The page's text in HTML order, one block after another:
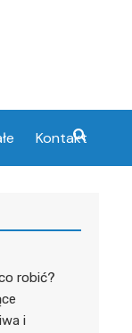
Kontakt
robić?
i